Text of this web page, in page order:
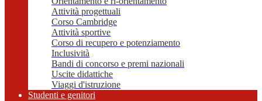
Attività progettuali
Corso Cambridge
Attività sportive
Corso di recupero e potenziamento
Inclusività
Bandi di concorso e premi nazionali
Uscite didattiche
Viaggi d'istruzione
Studenti e genitori